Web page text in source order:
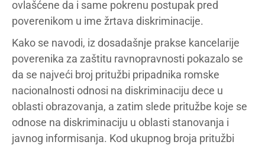
ovlašćene da i same pokrenu postupak pred
poverenikom u ime žrtava diskriminacije.
Kako se navodi, iz dosadašnje prakse kancelarije
poverenika za zaštitu ravnopravnosti pokazalo se
da se najveći broj pritužbi pripadnika romske
nacionalnosti odnosi na diskriminaciju dece u
oblasti obrazovanja, a zatim slede pritužbe koje se
odnose na diskriminaciju u oblasti stanovanja i
javnog informisanja. Kod ukupnog broja pritužbi